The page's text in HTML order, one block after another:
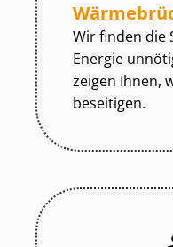
Wir finden die
Energie
zeigen Ihnen,
beseitigen.